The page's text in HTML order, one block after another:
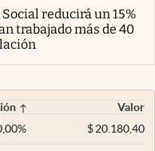
reducirá un 15%
trabajado más de 40
Valor
% $20.180,40